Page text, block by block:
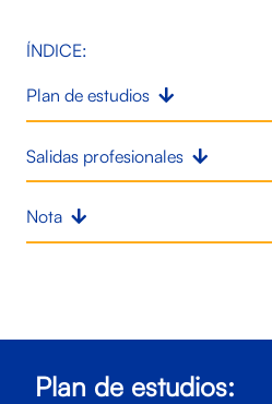
ÍNDICE:
Plan de estudios
Salidas profesionales
Nota
Plan de estudios: